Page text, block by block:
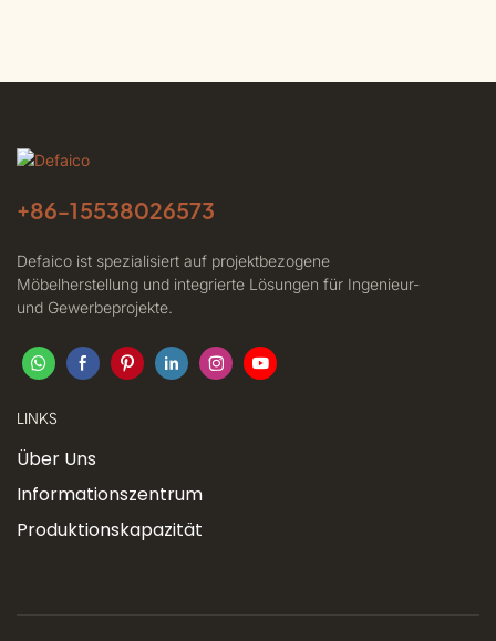
+86-15538026573
Defaico ist spezialisiert auf projektbezogene
Möbelherstellung und integrierte Lösungen für Ingenieur-
und Gewerbeprojekte.
LINKS
Über Uns
Informationszentrum
Produktionskapazität